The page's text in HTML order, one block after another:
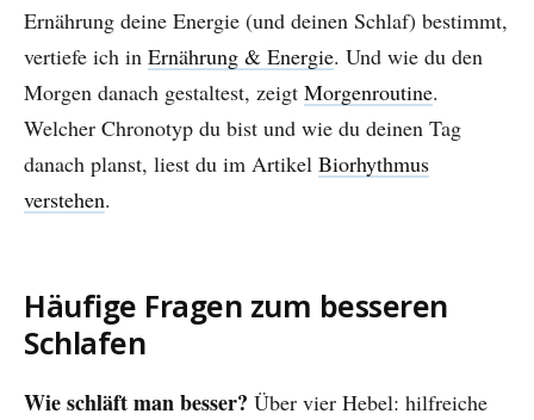
Ernährung deine Energie (und deinen Schlaf) bestimmt,
vertiefe ich in Ernährung & Energie. Und wie du den
Morgen danach gestaltest, zeigt Morgenroutine.
Welcher Chronotyp du bist und wie du deinen Tag
danach planst, liest du im Artikel Biorhythmus
verstehen.
Häufige Fragen zum besseren
Schlafen
Wie schläft man besser? Über vier Hebel: hilfreiche